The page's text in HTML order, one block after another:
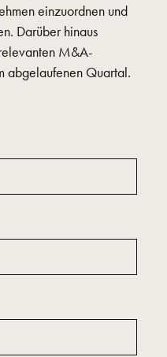
einzuordnen und
Darüber hinaus
M&A-
abgelaufenen Quartal.